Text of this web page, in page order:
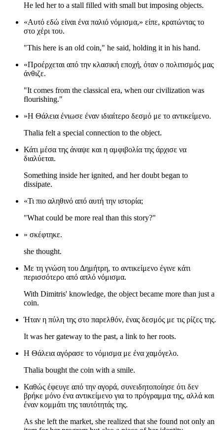
He led her to a stall filled with small but imposing objects.
«Αυτό εδώ είναι ένα παλιό νόμισμα,» είπε, κρατώντας το
στο χέρι του.
"This here is an old coin," he said, holding it in his hand.
«Προέρχεται από την κλασική εποχή, όταν ο πολιτισμός μας
άνθιζε.
"It comes from the classical era, when our civilization was
flourishing."
»Η Θάλεια ένιωσε έναν ιδιαίτερο δεσμό με το αντικείμενο.
Thalia felt a special connection to the object.
Κάτι μέσα της άναψε και η αμφιβολία της άρχισε να
διαλύεται.
Something inside her ignited, and her doubt began to
dissipate.
«Τι πιο αληθινό από αυτή την ιστορία;
"What could be more real than this story?"
» σκέφτηκε.
she thought.
Με τη γνώση του Δημήτρη, το αντικείμενο έγινε κάτι
περισσότερο από απλό νόμισμα.
With Dimitris' knowledge, the object became more than just a
coin.
Ήταν η πύλη της στο παρελθόν, ένας δεσμός με τις ρίζες της.
It was her gateway to the past, a link to her roots.
Η Θάλεια αγόρασε το νόμισμα με ένα χαμόγελο.
Thalia bought the coin with a smile.
Καθώς έφευγε από την αγορά, συνειδητοποίησε ότι δεν
βρήκε μόνο ένα αντικείμενο για το πρόγραμμα της, αλλά και
έναν κομμάτι της ταυτότητάς της.
As she left the market, she realized that she found not only an